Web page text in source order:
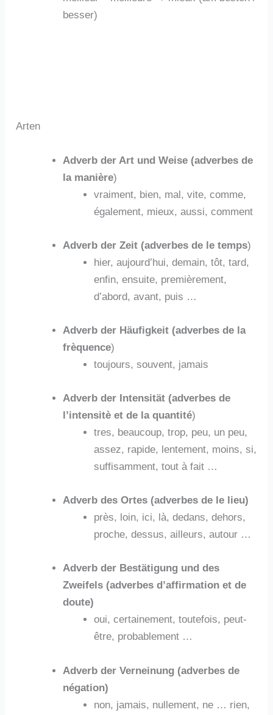
besser)
Arten
Adverb der Art und Weise (adverbes de
la manière)
vraiment, bien, mal, vite, comme,
également, mieux, aussi, comment
Adverb der Zeit (adverbes de le temps)
hier, aujourd’hui, demain, tôt, tard,
enfin, ensuite, premièrement,
d’abord, avant, puis …
Adverb der Häufigkeit (adverbes de la
frèquence)
toujours, souvent, jamais
Adverb der Intensität (adverbes de
l’intensitè et de la quantité)
tres, beaucoup, trop, peu, un peu,
assez, rapide, lentement, moins, si,
suffisamment, tout à fait …
Adverb des Ortes (adverbes de le lieu)
près, loin, ici, là, dedans, dehors,
proche, dessus, ailleurs, autour …
Adverb der Bestätigung und des
Zweifels (adverbes d’affirmation et de
doute)
oui, certainement, toutefois, peut-
être, probablement …
Adverb der Verneinung (adverbes de
négation)
non, jamais, nullement, ne … rien,